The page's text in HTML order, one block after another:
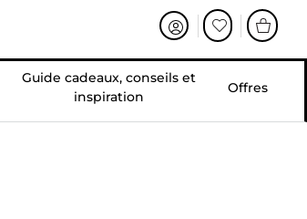
Guide cadeaux, conseils et
inspiration
Offres